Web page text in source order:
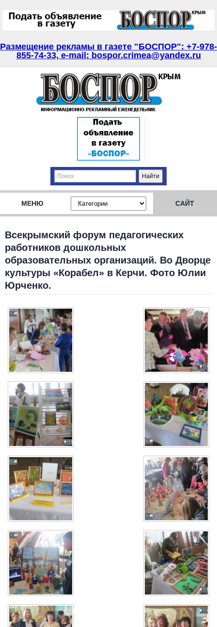
Размещение рекламы в газете "БОСПОР": +7-978-
855-74-33, e-mail: bospor.crimea@yandex.ru
МЕНЮ САЙТ
Всекрымский форум педагогических
работников дошкольных
образовательных организаций. Во Дворце
культуры «Корабел» в Керчи. Фото Юлии
Юрченко.